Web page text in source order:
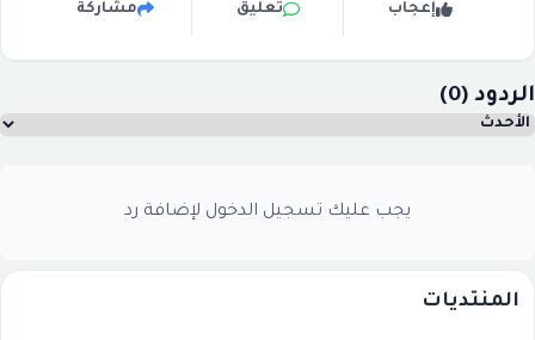
المنتديات
إعجاب تعليق مشاركة
الردود (0)
يجب عليك تسجيل الدخول لإضافة رد